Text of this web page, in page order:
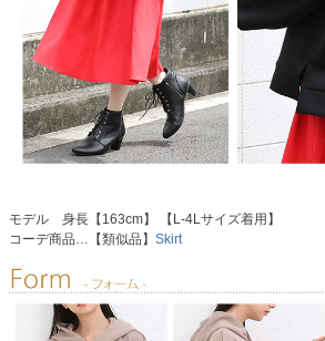
モデル 身長【163cm】 【L-4Lサイズ着用】
コーデ商品…【類似品】 Skirt